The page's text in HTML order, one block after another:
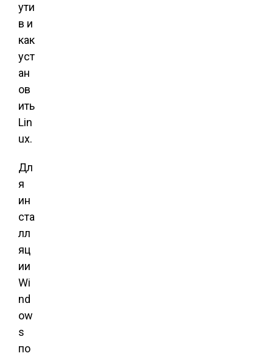
ути
в и
как
уст
ан
ов
ить
Lin
ux.
Дл
я
ин
ста
лл
яц
ии
Wi
nd
ow
s
по